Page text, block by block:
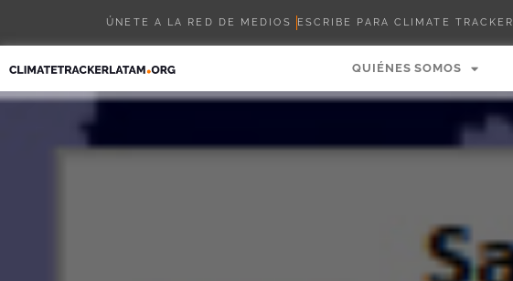
ÚNETE A LA RED DE MEDIOS ESCRIBE PARA CLIMATE TRACKER
QUIÉNES SOMOS